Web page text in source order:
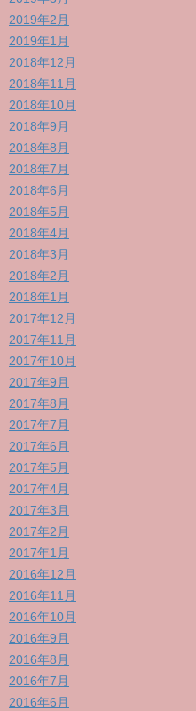
2019年2月
2019年1月
2018年12月
2018年11月
2018年10月
2018年9月
2018年8月
2018年7月
2018年6月
2018年5月
2018年4月
2018年3月
2018年2月
2018年1月
2017年12月
2017年11月
2017年10月
2017年9月
2017年8月
2017年7月
2017年6月
2017年5月
2017年4月
2017年3月
2017年2月
2017年1月
2016年12月
2016年11月
2016年10月
2016年9月
2016年8月
2016年7月
2016年6月